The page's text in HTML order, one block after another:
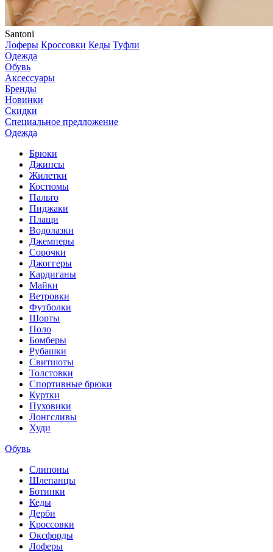
Santoni
Лоферы Кроссовки Кеды Туфли
Одежда
Обувь
Аксессуары
Бренды
Новинки
Скидки
Специальное предложение
Одежда
Брюки
Джинсы
Жилетки
Костюмы
Пальто
Пиджаки
Плащи
Водолазки
Джемперы
Сорочки
Джоггеры
Кардиганы
Майки
Ветровки
Футболки
Шорты
Поло
Бомберы
Рубашки
Свитшоты
Толстовки
Спортивные брюки
Куртки
Пуховики
Лонгсливы
Худи
Обувь
Слипоны
Шлепанцы
Ботинки
Кеды
Дерби
Кроссовки
Оксфорды
Лоферы